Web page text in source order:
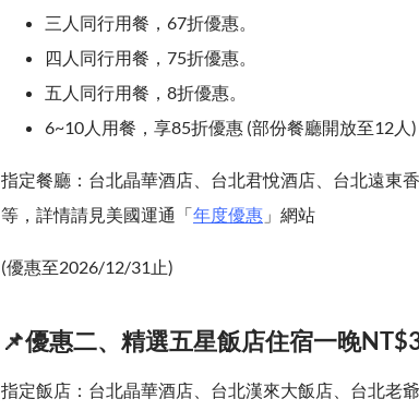
三人同行用餐，67折優惠。
四人同行用餐，75折優惠。
五人同行用餐，8折優惠。
6~10人用餐，享85折優惠 (部份餐廳開放至12人)
指定餐廳：台北晶華酒店、台北君悅酒店、台北遠東
等，詳情請見美國運通「年度優惠 」網站
(優惠至2026/12/31止)
📌優惠二、精選五星飯店住宿一晚
指定飯店：台北晶華酒店、台北漢來大飯店、台北老